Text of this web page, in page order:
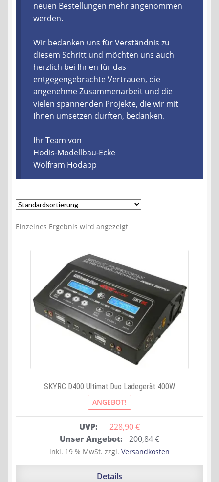
Gutschein
Batterien- und Akku Verordnung
Elektro- und Elektronikgeräte Verordnung
Öle- und Schmierstoff Verordnung
Vereine & Foren
Kontakt
neuen Bestellungen mehr angenommen
werden.
Wir bedanken uns für Verständnis zu
diesem Schritt und möchten uns auch
herzlich bei Ihnen für das
entgegengebrachte Vertrauen, die
angenehme Zusammenarbeit und die
vielen spannenden Projekte, die wir mit
Ihnen umsetzen durften, bedanken.
Ihr Team von
Hodis-Modellbau-Ecke
Wolfram Hodapp
Einzelnes Ergebnis wird angezeigt
SKYRC D400 Ultimat Duo Ladegerät 400W
ANGEBOT!
UVP: 228,90 €
Ursprünglicher
Preis
war:
Unser Angebot: 200,84€Aktueller
Preis
ist:
inkl. 19 % MwSt. zzgl. Versandkosten
Details